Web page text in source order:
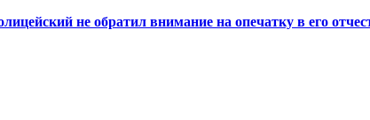
не обратил внимание на опечатку в его